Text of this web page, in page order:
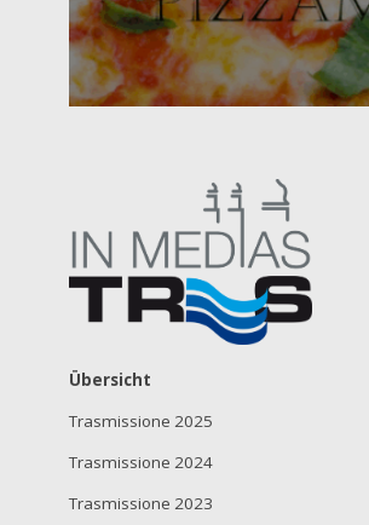
Übersicht
Trasmissione 2025
Trasmissione 2024
Trasmissione 2023